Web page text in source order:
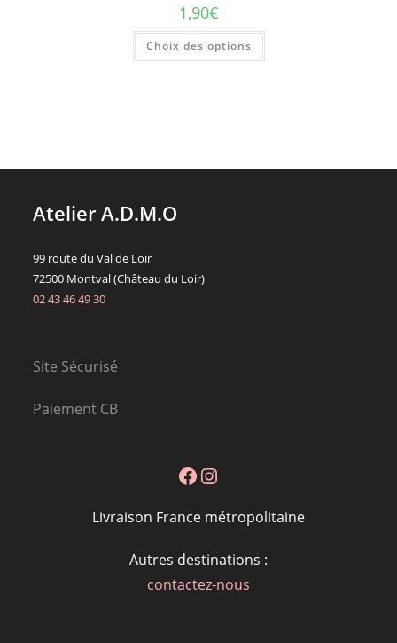
1,90€
Choix des options
Ce
a
la
Atelier A.D.M.O
99 route du Val de Loir
72500 Montval (Château du Loir)
02 43 46 49 30
Site Sécurisé
Paiement CB
FacebookInstagram
Livraison France métropolitaine
Autres destinations :
contactez-nous